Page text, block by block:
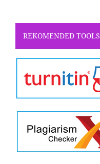
REKOMENDED TOOLS